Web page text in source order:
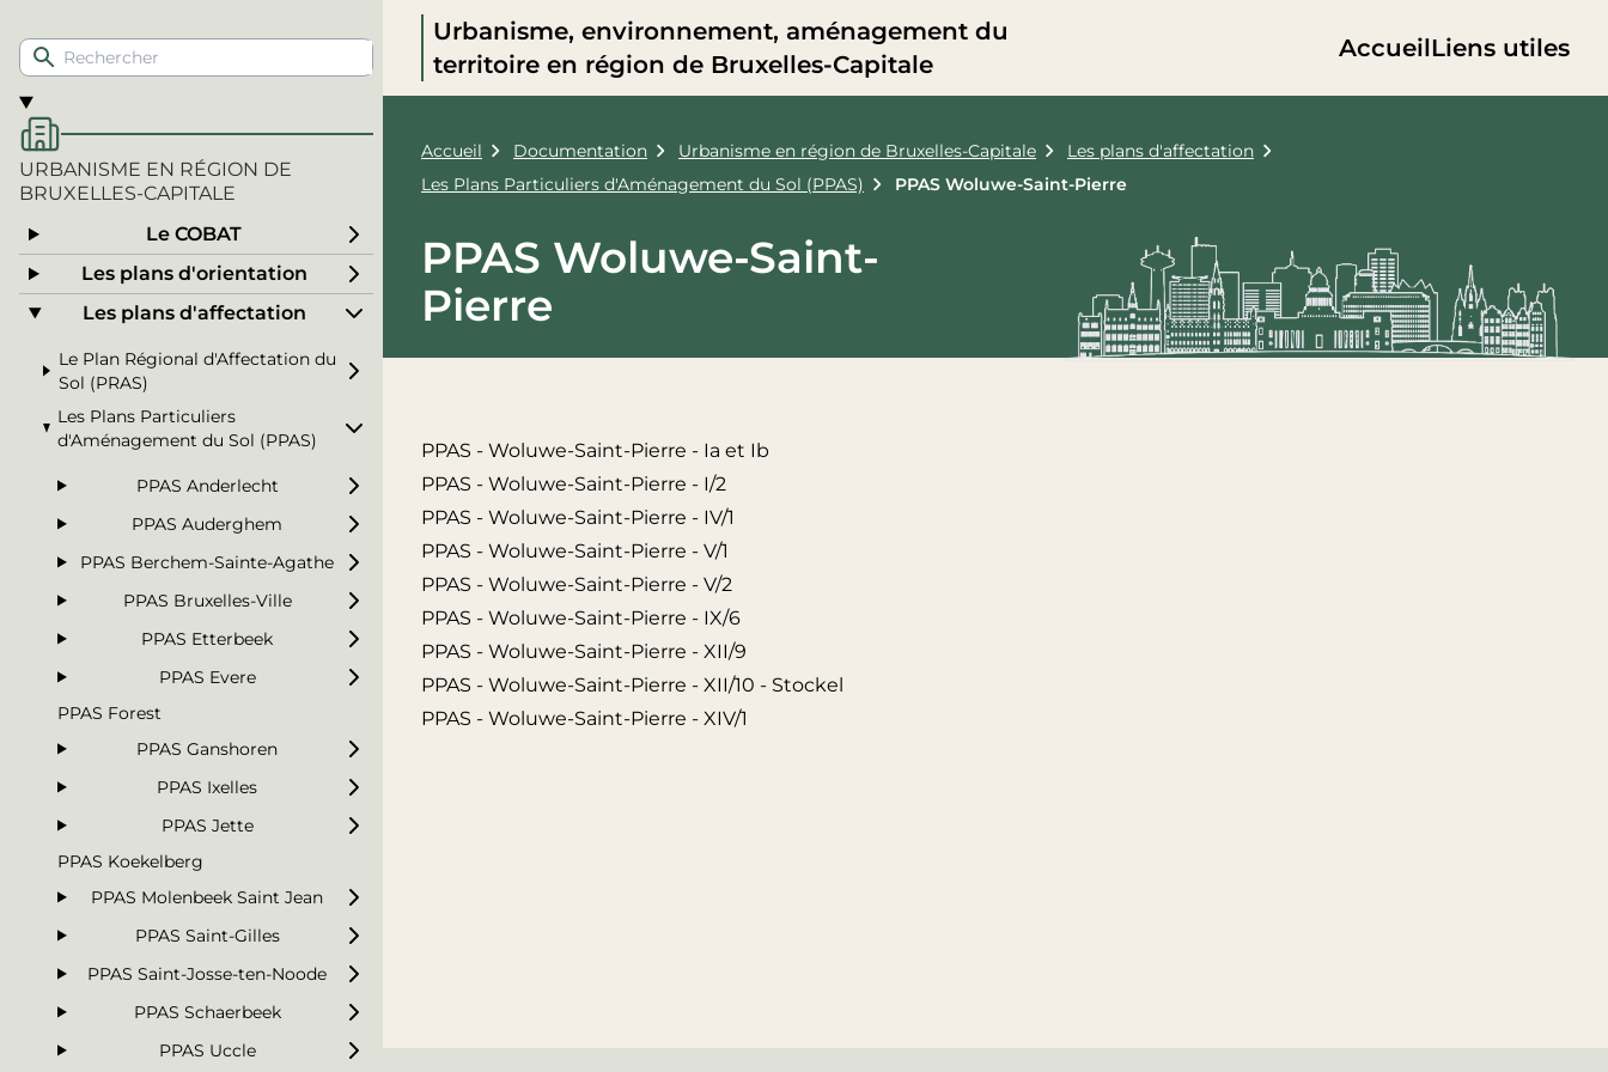
Urbanisme, environnement, aménagement du
territoire en région de Bruxelles-Capitale
AccueilLiens utiles
URBANISME EN RÉGION DE
BRUXELLES-CAPITALE
Le COBAT
Les plans d'orientation
Les plans d'affectation
Le Plan Régional d'Affectation du
Sol (PRAS)
Les Plans Particuliers
d'Aménagement du Sol (PPAS)
PPAS Anderlecht
PPAS Auderghem
PPAS Berchem-Sainte-Agathe
PPAS Bruxelles-Ville
PPAS Etterbeek
PPAS Evere
PPAS Forest
PPAS Ganshoren
PPAS Ixelles
PPAS Jette
PPAS Koekelberg
PPAS Molenbeek Saint Jean
PPAS Saint-Gilles
PPAS Saint-Josse-ten-Noode
PPAS Schaerbeek
PPAS Uccle
Accueil Documentation Urbanisme en région de Bruxelles-Capitale
Les plans d'affectation
Les Plans Particuliers d'Aménagement du Sol (PPAS)
PPAS Woluwe-Saint-Pierre
PPAS Woluwe-Saint-
Pierre
PPAS - Woluwe-Saint-Pierre - Ia et Ib
PPAS - Woluwe-Saint-Pierre - I/2
PPAS - Woluwe-Saint-Pierre - IV/1
PPAS - Woluwe-Saint-Pierre - V/1
PPAS - Woluwe-Saint-Pierre - V/2
PPAS - Woluwe-Saint-Pierre - IX/6
PPAS - Woluwe-Saint-Pierre - XII/9
PPAS - Woluwe-Saint-Pierre - XII/10 - Stockel
PPAS - Woluwe-Saint-Pierre - XIV/1